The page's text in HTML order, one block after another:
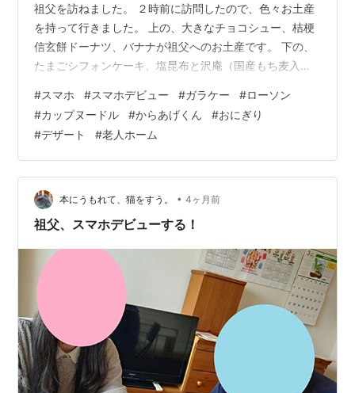
祖父を訪ねました。 ２時前に訪問したので、色々お土産
を持って行きました。 上の、大きなチョコシュー、桔梗
信玄餅ドーナツ、バナナが祖父へのお土産です。 下の、
たまごシフォンケーキ、塩昆布と沢庵（国産もち麦入
昼ご飯です。 からあげくん、大好きなんです。 普段はコ
ンビニに行かないので、祖父の元を訪れる時の密かな楽
しみだったりします！ 今回、祖父の元を訪れたのは、３
月末に買い替えたスマホの調子を見るためです。 祖父の
スマホデビューの詳しい話は、こちらの記事からどう
ぞ！ beansgoo2…
#スマホ #スマホデビュー #ガラケー #ローソン
#カップヌードル #からあげくん #おにぎり
#デザート #老人ホーム
本にうもれて、猫をすう。 • 4ヶ月前
祖父、スマホデビューする！